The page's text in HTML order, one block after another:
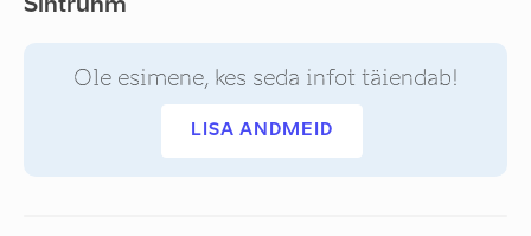
Sihtrühm
Ole esimene, kes seda infot täiendab!
LISA ANDMEID